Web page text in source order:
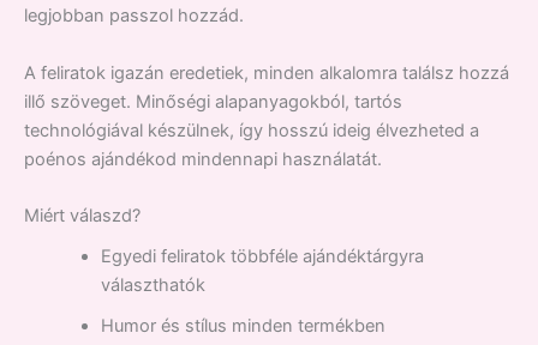
legjobban passzol hozzád.
A feliratok igazán eredetiek, minden alkalomra találsz hozzá
illő szöveget. Minőségi alapanyagokból, tartós
technológiával készülnek, így hosszú ideig élvezheted a
poénos ajándékod mindennapi használatát.
Miért válaszd?
Egyedi feliratok többféle ajándéktárgyra
választhatók
Humor és stílus minden termékben